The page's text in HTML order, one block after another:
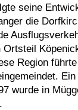
seine
die
Region
wurde in